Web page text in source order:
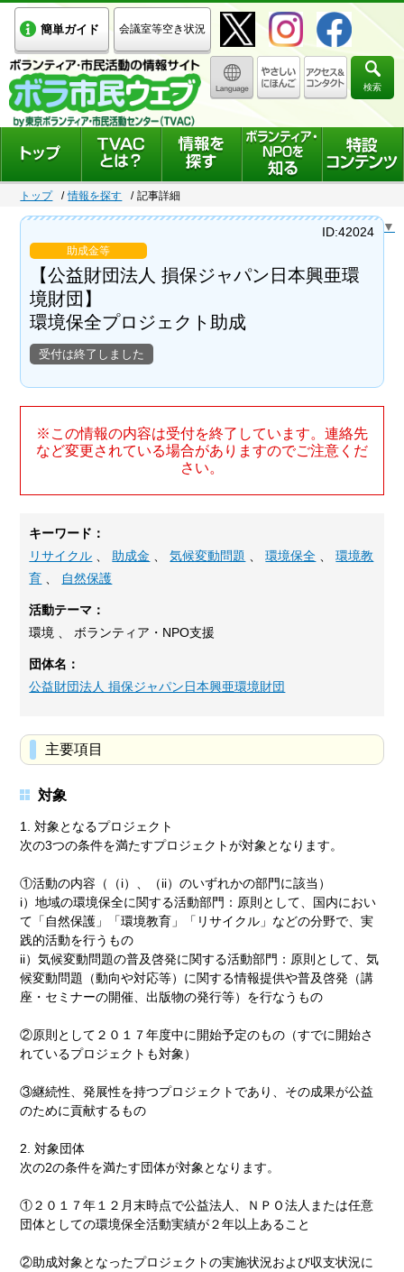
簡単ガイド 会議室等空き状況
検索
トップ 情報を探す 記事詳細
Select Language ▼
助成金等
【公益財団法人 損保ジャパン日本興亜環
境財団】
環境保全プロジェクト助成
受付は終了しました
ID:42024
※この情報の内容は受付を終了しています。連絡先
など変更されている場合がありますのでご注意くだ
さい。
キーワード：
リサイクル
助成金 、気候変動問題 、環境保全 、環境教
育
自然保護
活動テーマ：
環境 、 ボランティア・NPO支援
団体名：
公益財団法人 損保ジャパン日本興亜環境財団
主要項目
対象
1. 対象となるプロジェクト
次の3つの条件を満たすプロジェクトが対象となります。
①活動の内容（（i）、（ii）のいずれかの部門に該当）
i）地域の環境保全に関する活動部門：原則として、国内におい
て「自然保護」「環境教育」「リサイクル」などの分野で、実
践的活動を行うもの
ii）気候変動問題の普及啓発に関する活動部門：原則として、気
候変動問題（動向や対応等）に関する情報提供や普及啓発（講
座・セミナーの開催、出版物の発行等）を行なうもの
②原則として２０１７年度中に開始予定のもの（すでに開始さ
れているプロジェクトも対象）
③継続性、発展性を持つプロジェクトであり、その成果が公益
のために貢献するもの
2. 対象団体
次の2の条件を満たす団体が対象となります。
①２０１７年１２月末時点で公益法人、ＮＰＯ法人または任意
団体としての環境保全活動実績が２年以上あること
②助成対象となったプロジェクトの実施状況および収支状況に